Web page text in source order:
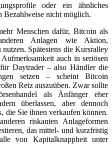
oder ein ähnliches
Bezahlweise nicht möglich.
Menschen dafür, Bitcoin als
Anlagen wie Aktion,
Spätestens die Kursralley
auch in seriösen
Daytrader – also Händler die
setzen – scheint Bitcoin
Reiz auszuüben. Zwar sollte
als Änfänger eher
überlassen, aber dennoch
die Sie ihnen verkaufen können.
riskanten Anlageformen
das mittel- und kurzfristig
von Kapitalknappheit unter